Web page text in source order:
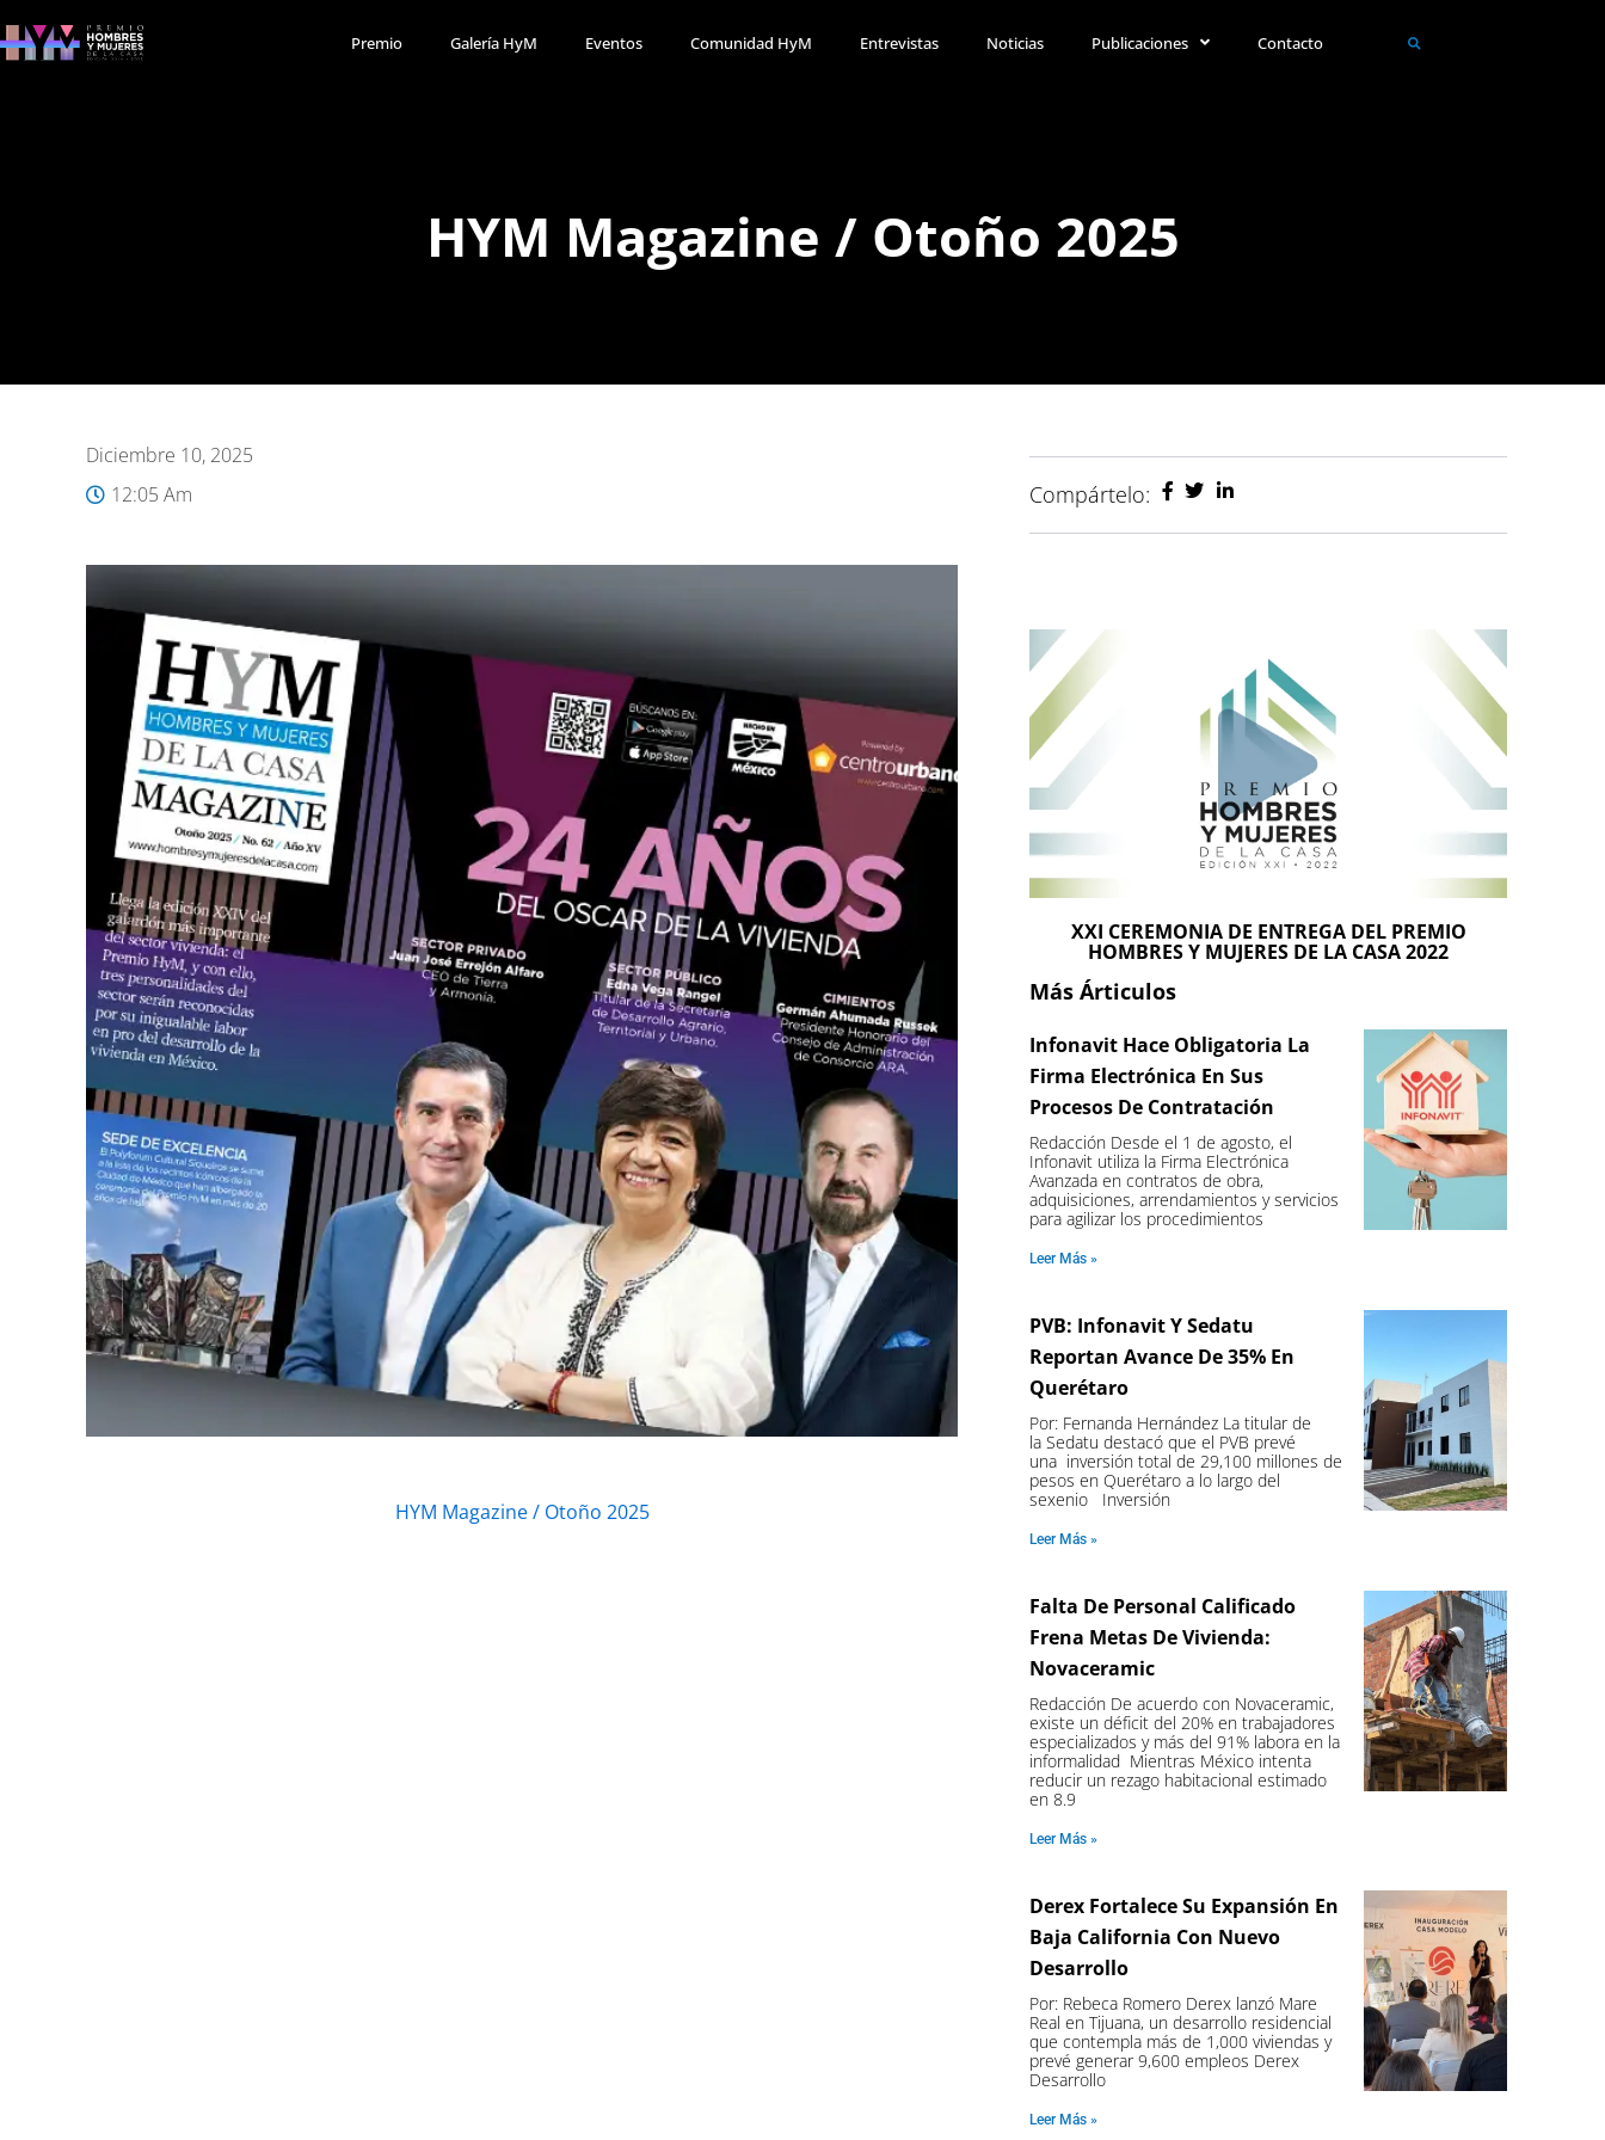
Premio Galería HyM Eventos Comunidad HyM Entrevistas Noticias Publicaciones Contacto
HYM Magazine / Otoño 2025
Diciembre 10, 2025
12:05 Am
HYM Magazine / Otoño 2025
Compártelo:
XXI CEREMONIA DE ENTREGA DEL PREMIO
HOMBRES Y MUJERES DE LA CASA 2022
Más Árticulos
Infonavit Hace Obligatoria La
Firma Electrónica En Sus
Procesos De Contratación
Redacción Desde el 1 de agosto, el
Infonavit utiliza la Firma Electrónica
Avanzada en contratos de obra,
adquisiciones, arrendamientos y servicios
para agilizar los procedimientos
Leer Más »
PVB: Infonavit Y Sedatu
Reportan Avance De 35% En
Querétaro
Por: Fernanda Hernández La titular de
la Sedatu destacó que el PVB prevé
una inversión total de 29,100 millones de
pesos en Querétaro a lo largo del
sexenio Inversión
Leer Más »
Falta De Personal Calificado
Frena Metas De Vivienda:
Novaceramic
Redacción De acuerdo con Novaceramic,
existe un déficit del 20% en trabajadores
especializados y más del 91% labora en la
informalidad Mientras México intenta
reducir un rezago habitacional estimado
en 8.9
Leer Más »
Derex Fortalece Su Expansión En
Baja California Con Nuevo
Desarrollo
Por: Rebeca Romero Derex lanzó Mare
Real en Tijuana, un desarrollo residencial
que contempla más de 1,000 viviendas y
prevé generar 9,600 empleos Derex
Desarrollo
Leer Más »